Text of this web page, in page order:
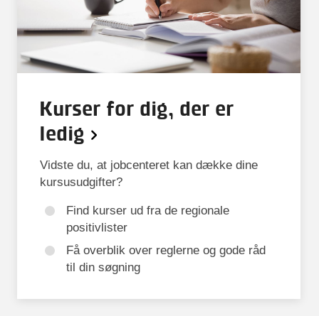
Kurser for dig, der er
ledig
Vidste du, at jobcenteret kan dække dine
kursusudgifter?
Find kurser ud fra de regionale
positivlister
Få overblik over reglerne og gode råd
til din søgning